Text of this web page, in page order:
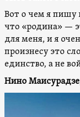
Вот о чем я пишу
что «родина» —
для меня, и я
произнесу это
единство, а не
Нино